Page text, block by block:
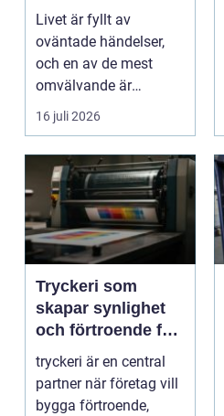
hjälp av en
begravningsbyrå
Livet är fyllt av
oväntade händelser,
och en av de mest
omvälvande är
n&aum...
16 juli 2026
Tryckeri som
skapar synlighet
och förtroende för
ditt företag
tryckeri är en central
partner när företag vill
bygga förtroende,